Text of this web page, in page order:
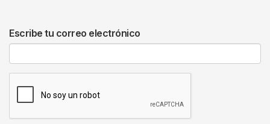
Escribe tu correo electrónico